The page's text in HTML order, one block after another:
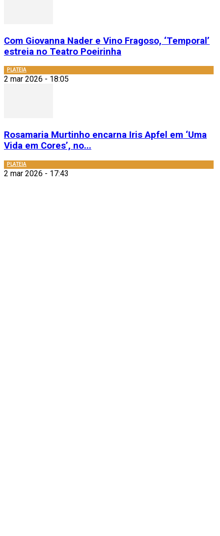
Com Giovanna Nader e Vino Fragoso, ‘Temporal’
estreia no Teatro Poeirinha
PLATEIA
2 mar 2026 - 18:05
Rosamaria Murtinho encarna Iris Apfel em ‘Uma
Vida em Cores’, no...
PLATEIA
2 mar 2026 - 17:43